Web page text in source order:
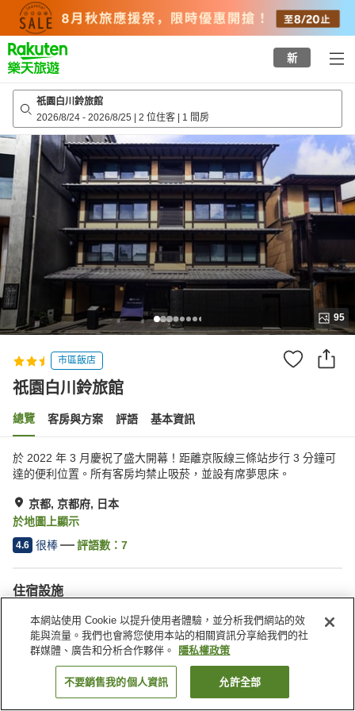
top
page
新
祇園白川鈴旅館
2026/8/24 - 2026/8/25 | 2 位住客 | 1 間房
95
市區飯店
祇園白川鈴旅館
總覽 客房與方案 評語 基本資訊
於 2022 年 3 月慶祝了盛大開幕！距離京阪線三條站步行 3 分鐘可
達的便利位置。所有客房均禁止吸菸，並設有席夢思床。
京都, 京都府, 日本
於地圖上顯示
4.6 很棒 評語數： 7
住宿設施
無線網路
距離車站約步行 5 分鐘內
指定吸菸區
自動販賣機
找客房
本網站使用 Cookie 以提升使用者體驗，並分析我們網站的效
能與流量。我們也會將您使用本站的相關資訊分享給我們的社
群媒體、廣告和分析合作夥伴。
隱私權政策
不要銷售我的個人資訊 允許全部